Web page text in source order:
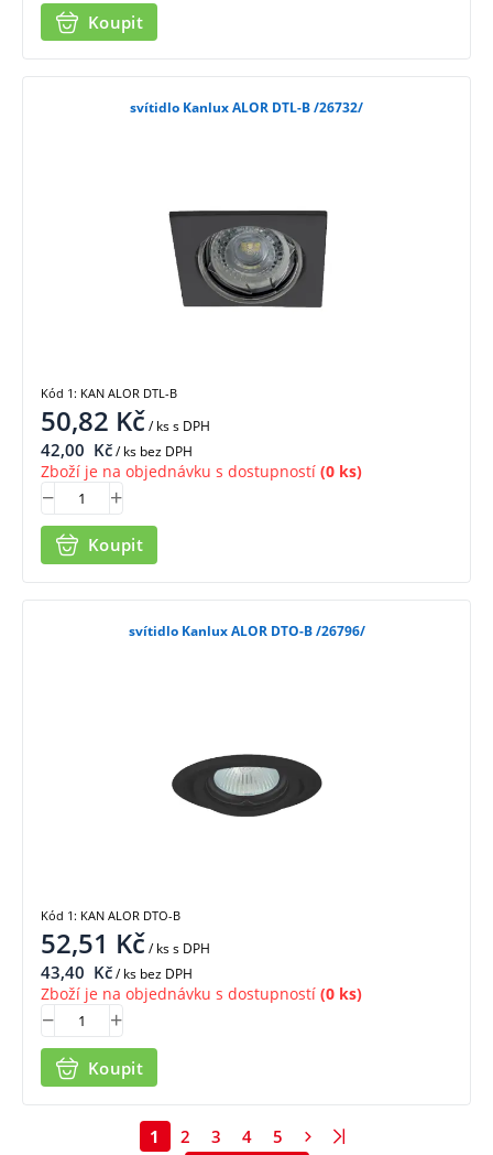
Koupit
svítidlo Kanlux ALOR DTL-B /26732/
50,82 Kč/ kss DPH
42,00 Kč/ ks bez DPH
Zboží je na objednávku s dostupností (0 ks)
Koupit
Kód 1: KAN ALOR DTL-B
svítidlo Kanlux ALOR DTO-B /26796/
52,51 Kč/ kss DPH
43,40 Kč/ ks bez DPH
Zboží je na objednávku s dostupností (0 ks)
Koupit
Kód 1: KAN ALOR DTO-B
1 2 3 4 5